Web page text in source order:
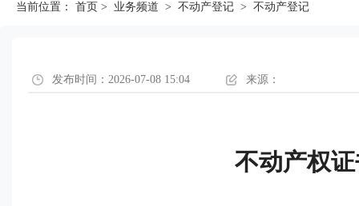
当前位置： 首页 > 业务频道 > 不动产登记 > 不动产登记
发布时间：2026-07-08 15:04 来源：
不动产权